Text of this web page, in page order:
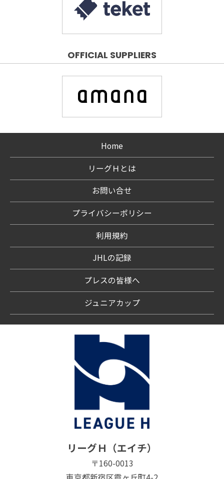
OFFICIAL SUPPLIERS
Home
リーグＨとは
お問い合せ
プライバシーポリシー
利用規約
JHLの記録
プレスの皆様へ
ジュニアカップ
リーグＨ（エイチ）
〒160-0013